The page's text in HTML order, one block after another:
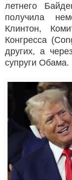
летнего
получила
Клинтон,
Конгресса
других, а
супруги Обама.